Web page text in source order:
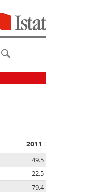
2011
49.5
22.5
79.4